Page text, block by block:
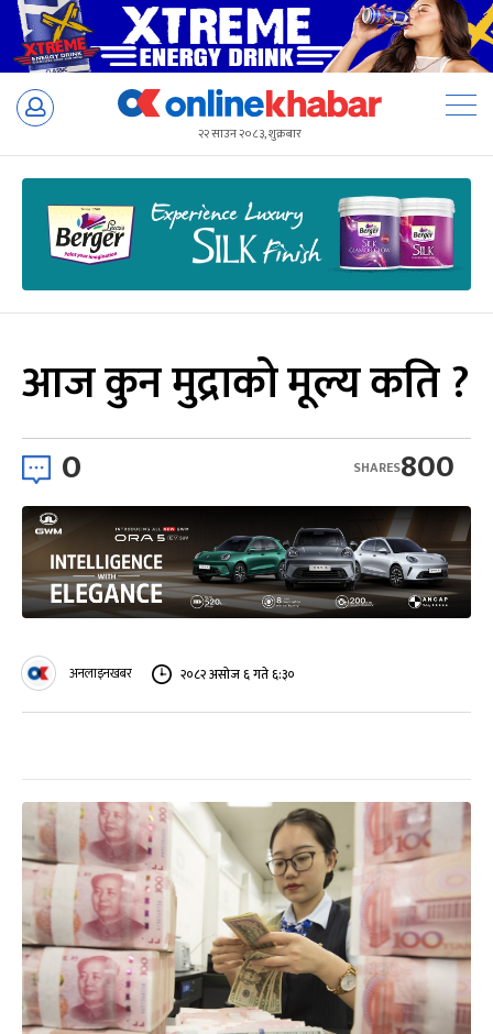
Skip
२२ साउन २०८३, शुक्रबार
आज कुन मुद्राको मूल्य कति ?
0 800
SHARES
अनलाइनखबर २०८२ असोज ६ गते ६:३०